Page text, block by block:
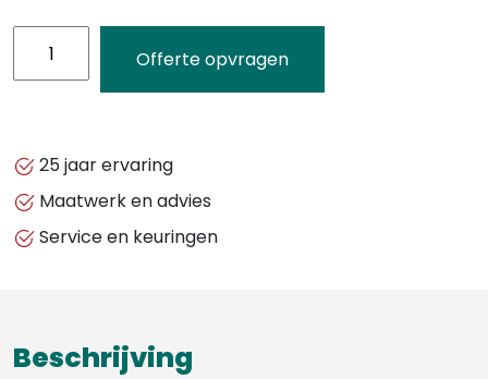
Stelconplaten
-
1,8
Offerte opvragen
25 jaar ervaring
Maatwerk en advies
Service en keuringen
Beschrijving